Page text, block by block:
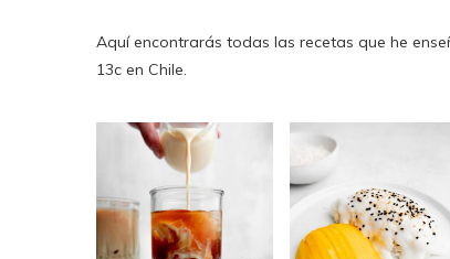
Aquí encontrarás todas las recetas que he
13c en Chile.